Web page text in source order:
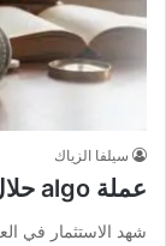
سيلفا الزياك
عملة algo حلال ام حرام​